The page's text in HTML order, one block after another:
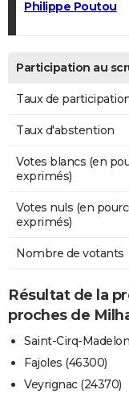
Philippe Poutou
Participation au
Taux de
Taux d'abstention
Votes blancs (en
exprimés)
Votes nuls (en
exprimés)
Nombre de votants
Résultat de la
proches de
Saint-Cirq-
Fajoles (46300)
Veyrignac (24370)